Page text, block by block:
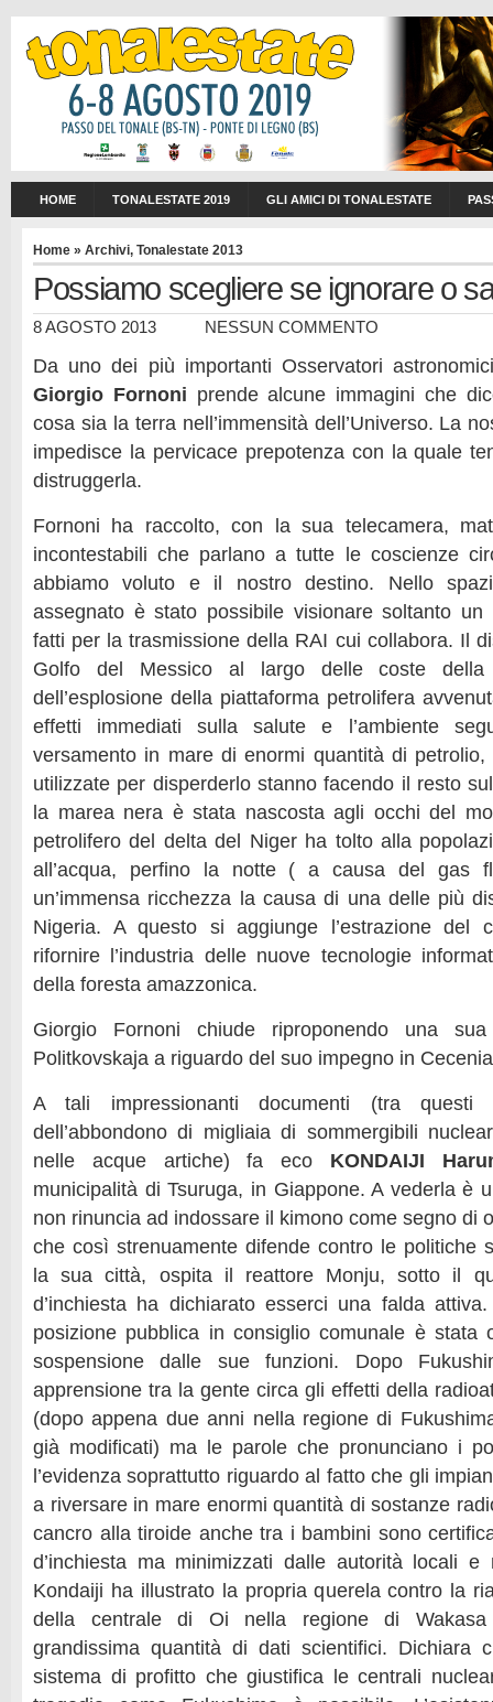
HOME TONALESTATE 2019 GLI AMICI DI TONALESTATE
Home » Archivi, Tonalestate 2013
Possiamo scegliere se ignorare o
8 AGOSTO 2013 NESSUN COMMENTO
Da uno dei più importanti Osservatori
Giorgio Fornoni prende alcune immagini che
cosa sia la terra nell’immensità dell’Universo. La
impedisce la pervicace prepotenza con la quale
distruggerla.
Fornoni ha raccolto, con la sua telecamera,
incontestabili che parlano a tutte le coscienze
abbiamo voluto e il nostro destino. Nello
assegnato è stato possibile visionare soltanto un
fatti per la trasmissione della RAI cui collabora. Il
Golfo del Messico al largo delle coste della
dell’esplosione della piattaforma petrolifera
effetti immediati sulla salute e l’ambiente
versamento in mare di enormi quantità di
utilizzate per disperderlo stanno facendo il resto
la marea nera è stata nascosta agli occhi del
petrolifero del delta del Niger ha tolto alla
all’acqua, perfino la notte ( a causa del gas
un’immensa ricchezza la causa di una delle più
Nigeria. A questo si aggiunge l’estrazione del
rifornire l’industria delle nuove tecnologie
della foresta amazzonica.
Giorgio Fornoni chiude riproponendo una
Politkovskaja a riguardo del suo impegno in
A tali impressionanti documenti (tra questi
dell’abbondono di migliaia di sommergibili
nelle acque artiche) fa eco KONDAIJI
municipalità di Tsuruga, in Giappone. A vederla è
non rinuncia ad indossare il kimono come segno di
che così strenuamente difende contro le politiche
la sua città, ospita il reattore Monju, sotto il
d’inchiesta ha dichiarato esserci una falda
posizione pubblica in consiglio comunale è stata
sospensione dalle sue funzioni. Dopo
apprensione tra la gente circa gli effetti della
(dopo appena due anni nella regione di
già modificati) ma le parole che pronunciano i
l’evidenza soprattutto riguardo al fatto che gli
a riversare in mare enormi quantità di sostanze
cancro alla tiroide anche tra i bambini sono
d’inchiesta ma minimizzati dalle autorità locali e
Kondaiji ha illustrato la propria querela contro la
della centrale di Oi nella regione di
grandissima quantità di dati scientifici. Dichiara
sistema di profitto che giustifica le centrali